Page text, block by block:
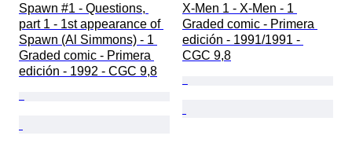
Spawn #1 - Questions,
part 1 - 1st appearance of
Spawn (Al Simmons) - 1
Graded comic - Primera
edición - 1992 - CGC 9,8
X-Men 1 - X-Men - 1
Graded comic - Primera
edición - 1991/1991 -
CGC 9,8